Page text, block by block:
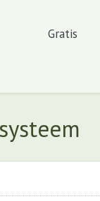
Gratis